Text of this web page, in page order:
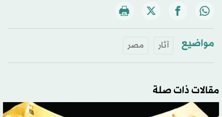
مواضيع آثار مصر
مقالات ذات صلة